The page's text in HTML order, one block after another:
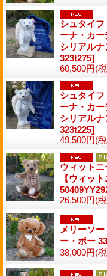
シュタイ
ーナ・カ
シリアル
323t275]
60,500円(
シュタイ
ーナ・カ
シリアル
323t225]
49,500円(
ウィット
【ウィッ
26,500円(
メリーソ
ー・ボー
38,000円(